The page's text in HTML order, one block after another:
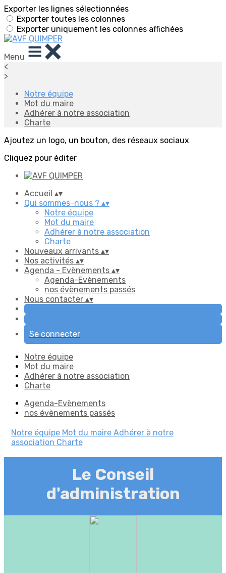
Exporter les lignes sélectionnées
Exporter toutes les colonnes
Exporter uniquement les colonnes affichées
Menu
<
>
Notre équipe
Mot du maire
Adhérer à notre association
Charte
Ajoutez un logo, un bouton, des réseaux sociaux
Cliquez pour éditer
Accueil ▴▾
Qui sommes-nous ? ▴▾
Notre équipe
Mot du maire
Adhérer à notre association
Charte
Nouveaux arrivants ▴▾
Nos activités ▴▾
Agenda - Evènements ▴▾
Agenda-Evènements
nos évènements passés
Nous contacter ▴▾
Se connecter
Notre équipe
Mot du maire
Adhérer à notre association
Charte
Agenda-Evènements
nos évènements passés
Notre équipe Mot du maire Adhérer à notre
association Charte
Le Conseil
d'administration